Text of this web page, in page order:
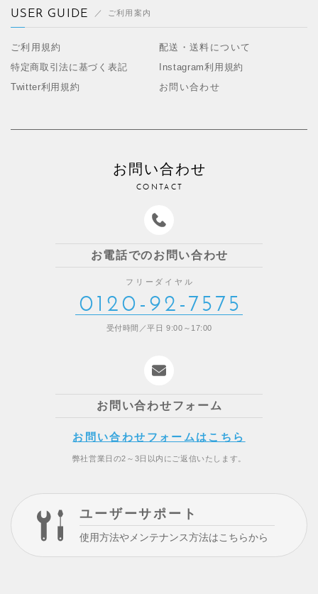
USER GUIDE ご利用案内
ご利用規約
配送・送料について
特定商取引法に基づく表記
Instagram利用規約
Twitter利用規約
お問い合わせ
お問い合わせ
CONTACT
お電話でのお問い合わせ
フリーダイヤル
0120-92-7575
受付時間／平日 9:00～17:00
お問い合わせフォーム
お問い合わせフォームはこちら
弊社営業日の2～3日以内にご返信いたします。
ユーザーサポート
使用方法やメンテナンス方法はこちらから